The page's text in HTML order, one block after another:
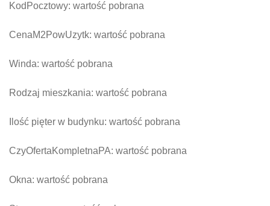
KodPocztowy: wartość pobrana
CenaM2PowUzytk: wartość pobrana
Winda: wartość pobrana
Rodzaj mieszkania: wartość pobrana
Ilość pięter w budynku: wartość pobrana
CzyOfertaKompletnaPA: wartość pobrana
Okna: wartość pobrana